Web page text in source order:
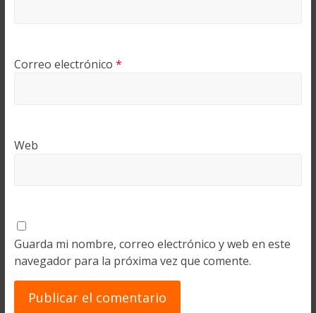
Correo electrónico *
Web
Guarda mi nombre, correo electrónico y web en este
navegador para la próxima vez que comente.